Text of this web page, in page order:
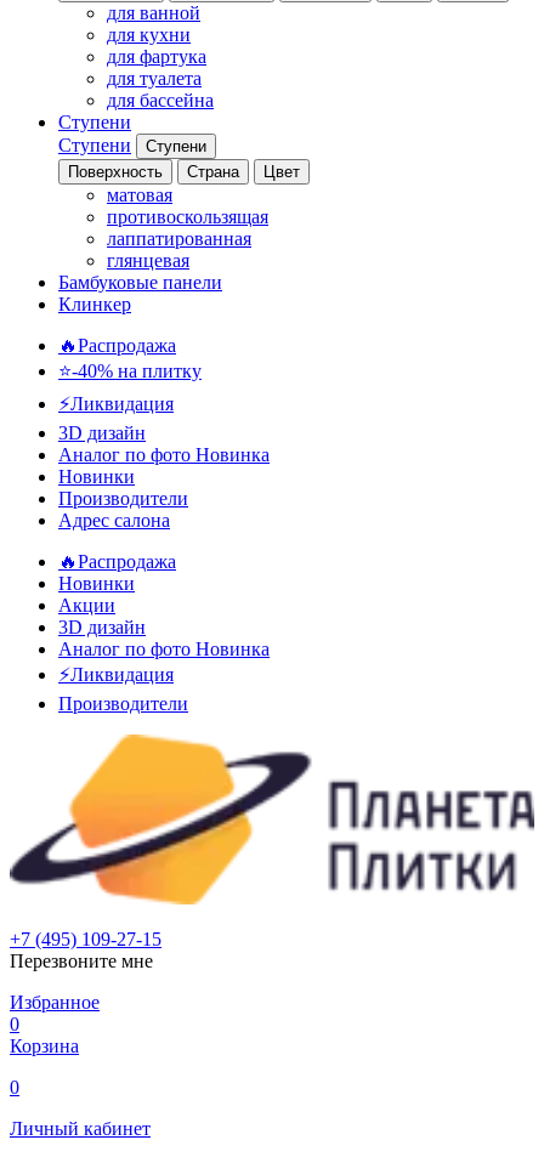
для ванной
для кухни
для фартука
для туалета
для бассейна
Ступени
Ступени
Ступени
Поверхность
Страна Цвет
матовая
противоскользящая
лаппатированная
глянцевая
Бамбуковые панели
Клинкер
🔥Распродажа
⭐-40% на плитку
⚡️Ликвидация
3D дизайн
Аналог по фото Новинка
Новинки
Производители
Адрес салона
🔥Распродажа
Новинки
Акции
3D дизайн
Аналог по фото Новинка
⚡Ликвидация
Производители
+7 (495) 109-27-15
Перезвоните мне
Избранное
0
Корзина
0
Личный кабинет